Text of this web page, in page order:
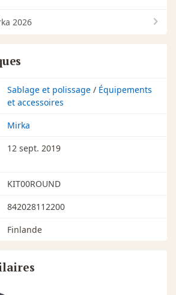
2026
Sablage et polissage / Équipements
et accessoires
Mirka
12 sept. 2019
KIT00ROUND
842028112200
Finlande